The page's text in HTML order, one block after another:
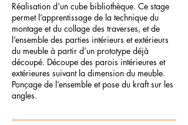
Réalisation d’un cube bibliothèque. Ce stage
permet l’apprentissage de la technique du
montage et du collage des traverses, et de
l’ensemble des parties intérieurs et extérieurs
du meuble à partir d’un prototype déjà
découpé. Découpe des parois intérieures et
extérieures suivant la dimension du meuble.
Ponçage de l’ensemble et pose du kraft sur les
angles.